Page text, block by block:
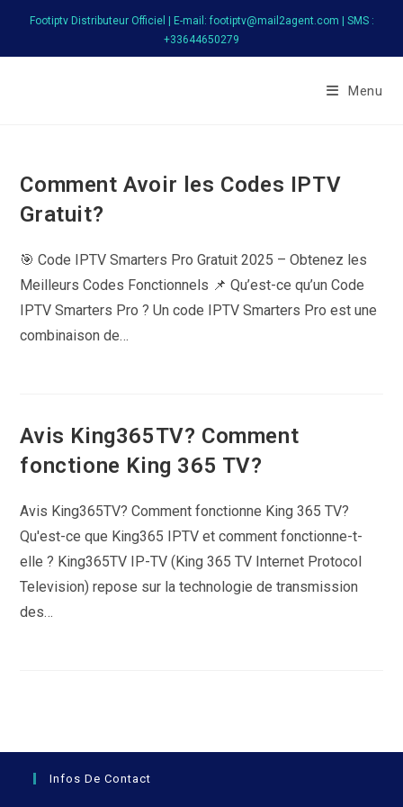
content
Footiptv Distributeur Officiel | E-mail: footiptv@mail2agent.com | SMS :
+33644650279
Menu
Comment Avoir les Codes IPTV
Gratuit?
🎯 Code IPTV Smarters Pro Gratuit 2025 – Obtenez les
Meilleurs Codes Fonctionnels 📌 Qu’est-ce qu’un Code
IPTV Smarters Pro ? Un code IPTV Smarters Pro est une
combinaison de…
Avis King365TV? Comment
fonctione King 365 TV?
Avis King365TV? Comment fonctionne King 365 TV?
Qu'est-ce que King365 IPTV et comment fonctionne-t-
elle ? King365TV IP-TV (King 365 TV Internet Protocol
Television) repose sur la technologie de transmission
des…
Infos De Contact